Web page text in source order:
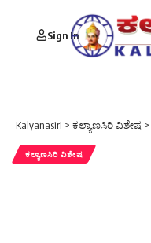
Sign In
Kalyanasiri > ಕಲ್ಯಾಣಸಿರಿ ವಿಶೇಷ >
ಕಲ್ಯಾಣಸಿರಿ ವಿಶೇಷ